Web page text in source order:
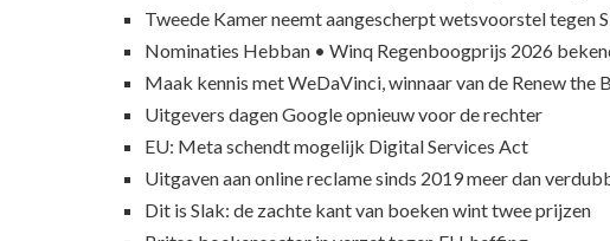
Tweede Kamer neemt aangescherpt wetsvoorstel tegen
Nominaties Hebban • Winq Regenboogprijs 2026
Maak kennis met WeDaVinci, winnaar van de Renew the
Uitgevers dagen Google opnieuw voor de rechter
EU: Meta schendt mogelijk Digital Services Act
Uitgaven aan online reclame sinds 2019 meer dan
Dit is Slak: de zachte kant van boeken wint twee prijzen